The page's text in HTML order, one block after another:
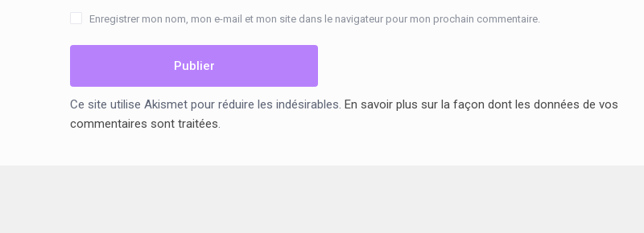
Enregistrer mon nom, mon e-mail et mon site dans le navigateur pour mon prochain commentaire.
Ce site utilise Akismet pour réduire les indésirables. En savoir plus sur la façon dont les données de vos
commentaires sont traitées.